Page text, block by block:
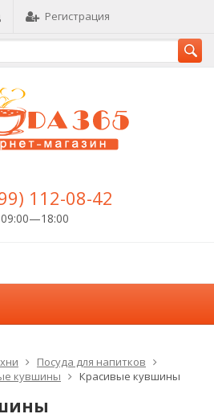
Регистрация
112-08-42
Посуда для напитков
кувшины Красивые кувшины